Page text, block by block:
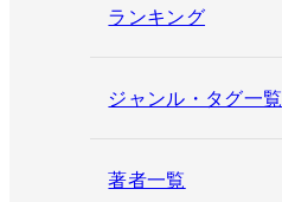
ランキング
ジャンル・タグ一覧
著者一覧